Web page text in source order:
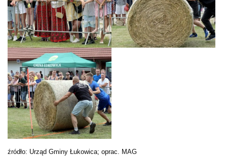
źródło: Urząd Gminy Łukowica; oprac. MAG